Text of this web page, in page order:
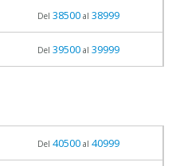
Del 38500al 38999
Del 39500al 39999
Del 40500al 40999